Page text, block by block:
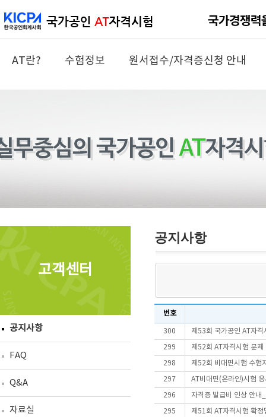
AT란? 수험정보 원서접수/자격증신청 안내
고객센터
공지사항
FAQ
Q&A
자료실
공지사항
번호
300 제53회 국가공인 AT자격
299 제52회 AT자격시험 문
298 제52회 비대면시험 수험
297 AT비대면(온라인)시험
296 자격증 발급비 인상 안
295 제51회 AT자격시험 확정